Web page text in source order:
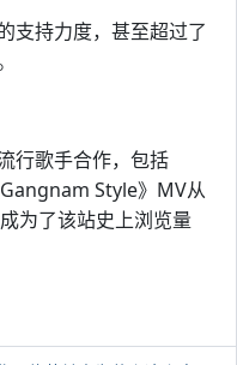
支持力度，甚至超过了
行歌手合作，包括
Style》MV从
为了该站史上浏览量